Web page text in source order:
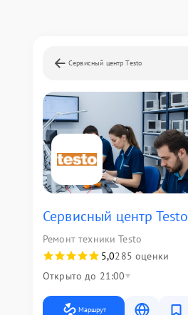
Сервисный центр Testo
Сервисный центр Testo
Ремонт техники Testo
5,0285 оценки
Открыто до 21:00
Маршрут